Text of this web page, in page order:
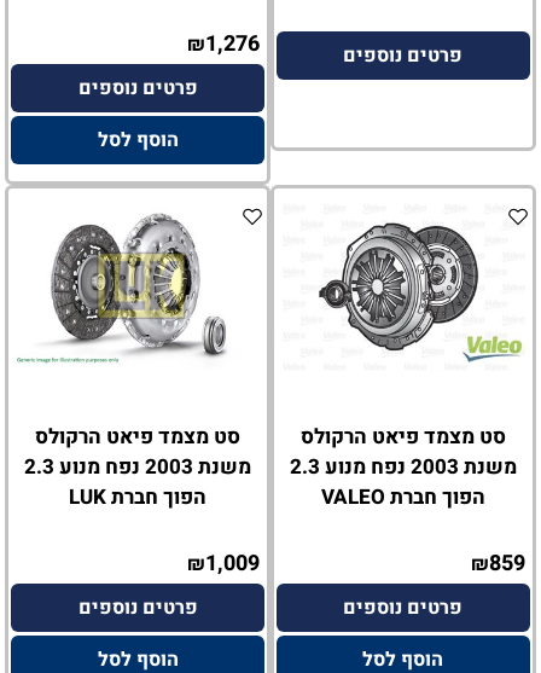
פרטים נוספים ₪1,276
פרטים נוספים
הוסף לסל
סט מצמד פיאט הרקולס
משנת 2003 נפח מנוע 2.3
הפוך חברת VALEO
₪859
פרטים נוספים
הוסף לסל
סט מצמד פיאט הרקולס
משנת 2003 נפח מנוע 2.3
הפוך חברת LUK
₪1,009
פרטים נוספים
הוסף לסל